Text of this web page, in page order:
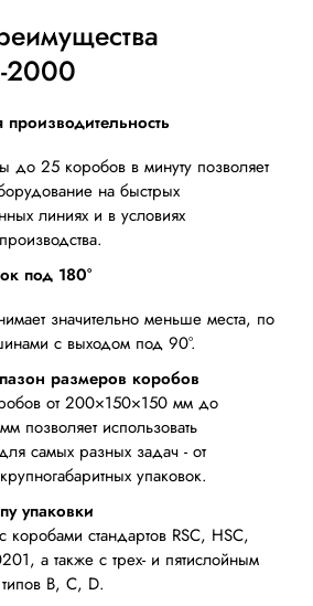
2000
до 25 коробов в минуту позволяет
на быстрых
линиях и в условиях
под 180°
значительно меньше места, по
с выходом под 90°.
размеров коробов
от 200×150×150 мм до
позволяет использовать
самых разных задач - от
упаковок.
упаковки
коробами стандартов RSC, HSC,
а также с трех- и пятислойным
B, C, D.